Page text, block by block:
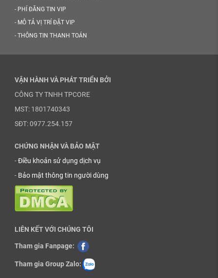
- PHÍ ĐĂNG TIN VIP
- MÔ TẢ VỊ TRÍ ĐẶT VIP
- THÔNG TIN THANH TOÁN
VẬN HÀNH VÀ PHÁT TRIỂN BỞI
CÔNG TY TNHH TPCORE
MST: 1801740343
SĐT: 0977.254.157
CHỨNG NHẬN VÀ BẢO MẬT
-Điều khoản sử dụng dịch vụ
- Bảo mật thông tin người dùng
LIÊN KẾT VỚI CHÚNG TÔI
Tham gia Fanpage:
Tham gia Group Zalo: